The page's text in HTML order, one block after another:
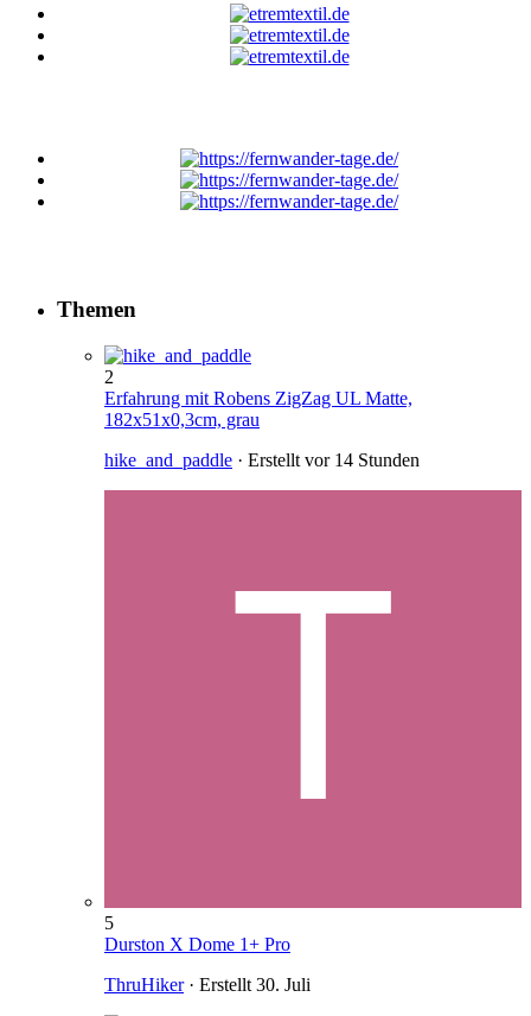
Themen
2
Erfahrung mit Robens ZigZag UL Matte,
182x51x0,3cm, grau
hike_and_paddle · Erstellt vor 14 Stunden
5
Durston X Dome 1+ Pro
ThruHiker· Erstellt 30. Juli